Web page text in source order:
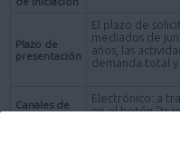
Plazo de
presentación
El plazo de
mediados de
años, las
demanda total y
Canales de
Electrónico: a
en el botón